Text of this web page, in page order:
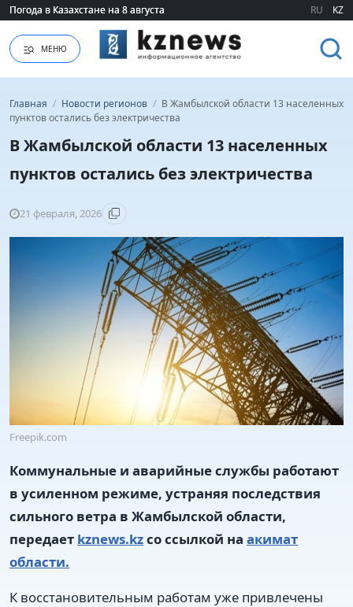
Погода в Казахстане на 8 августа
Погода в Казахстане на 8 августа RU KZ
МЕНЮ
Главная / Новости регионов / В Жамбылской области 13 населенных
пунктов остались без электричества
В Жамбылской области 13 населенных
пунктов остались без электричества
21 февраля, 2026
Freepik.com
Коммунальные и аварийные службы работают
в усиленном режиме, устраняя последствия
сильного ветра в Жамбылской области,
передает kznews.kzсо ссылкой на акимат
области.
К восстановительным работам уже привлечены